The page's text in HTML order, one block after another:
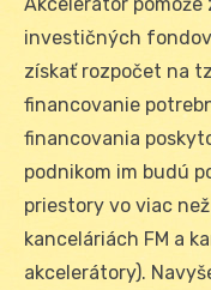
investičných
získať rozpočet na
financovanie
financovania
podnikom im budú
priestory vo viac
kanceláriách FM a
akcelerátory).